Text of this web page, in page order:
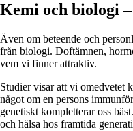
Kemi och biologi
Även om beteende och
från biologi. Doftämnen,
vem vi finner attraktiv.
Studier visar att vi omedvetet
något om en persons
genetiskt kompletterar oss
och hälsa hos framtida